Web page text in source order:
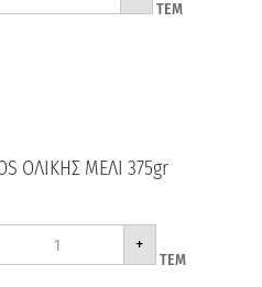
ΤΕΜ
ΟΛΙΚΗΣ ΜΕΛΙ 375gr
+
ΤΕΜ